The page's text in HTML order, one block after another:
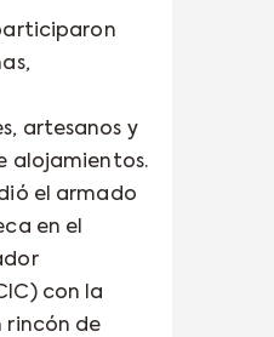
artesanos y
alojamientos.
el armado
en el
con la
rincón de